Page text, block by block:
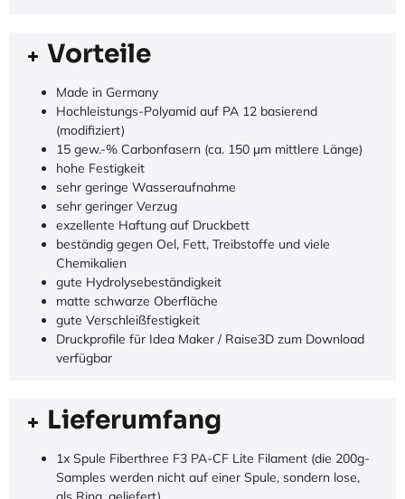
Vorteile
Made in Germany
Hochleistungs-Polyamid auf PA 12 basierend
(modifiziert)
15 gew.-% Carbonfasern (ca. 150 μm mittlere Länge)
hohe Festigkeit
sehr geringe Wasseraufnahme
sehr geringer Verzug
exzellente Haftung auf Druckbett
beständig gegen Oel, Fett, Treibstoffe und viele
Chemikalien
gute Hydrolysebeständigkeit
matte schwarze Oberfläche
gute Verschleißfestigkeit
Druckprofile für Idea Maker / Raise3D zum Download
verfügbar
Lieferumfang
1x Spule Fiberthree F3 PA-CF Lite Filament (die 200g-
Samples werden nicht auf einer Spule, sondern lose,